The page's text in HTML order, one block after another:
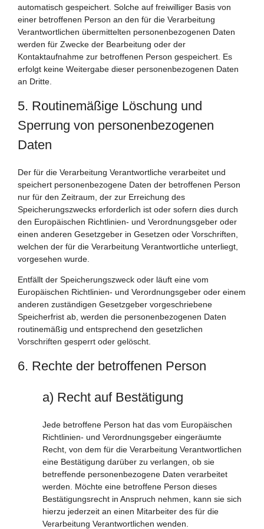
automatisch gespeichert. Solche auf freiwilliger Basis von
einer betroffenen Person an den für die Verarbeitung
Verantwortlichen übermittelten personenbezogenen Daten
werden für Zwecke der Bearbeitung oder der
Kontaktaufnahme zur betroffenen Person gespeichert. Es
erfolgt keine Weitergabe dieser personenbezogenen Daten
an Dritte.
5. Routinemäßige Löschung und
Sperrung von personenbezogenen
Daten
Der für die Verarbeitung Verantwortliche verarbeitet und
speichert personenbezogene Daten der betroffenen Person
nur für den Zeitraum, der zur Erreichung des
Speicherungszwecks erforderlich ist oder sofern dies durch
den Europäischen Richtlinien- und Verordnungsgeber oder
einen anderen Gesetzgeber in Gesetzen oder Vorschriften,
welchen der für die Verarbeitung Verantwortliche unterliegt,
vorgesehen wurde.
Entfällt der Speicherungszweck oder läuft eine vom
Europäischen Richtlinien- und Verordnungsgeber oder einem
anderen zuständigen Gesetzgeber vorgeschriebene
Speicherfrist ab, werden die personenbezogenen Daten
routinemäßig und entsprechend den gesetzlichen
Vorschriften gesperrt oder gelöscht.
6. Rechte der betroffenen Person
a) Recht auf Bestätigung
Jede betroffene Person hat das vom Europäischen
Richtlinien- und Verordnungsgeber eingeräumte
Recht, von dem für die Verarbeitung Verantwortlichen
eine Bestätigung darüber zu verlangen, ob sie
betreffende personenbezogene Daten verarbeitet
werden. Möchte eine betroffene Person dieses
Bestätigungsrecht in Anspruch nehmen, kann sie sich
hierzu jederzeit an einen Mitarbeiter des für die
Verarbeitung Verantwortlichen wenden.